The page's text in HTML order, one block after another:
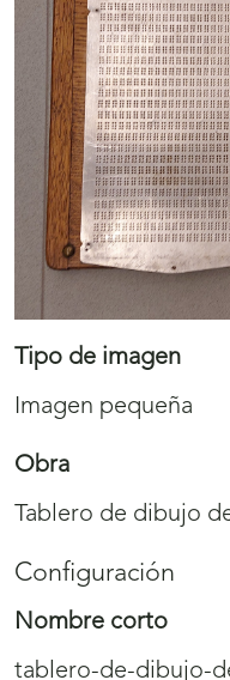
Tipo de imagen
Imagen pequeña
Obra
Tablero de dibujo
Configuración
Nombre corto
tablero-de-dibujo-